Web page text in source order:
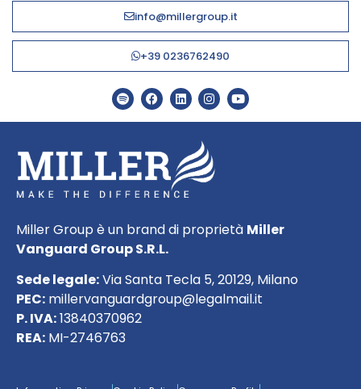
info@millergroup.it
+39 0236762490
Miller Group è un brand di proprietà Miller
Vanguard Group S.R.L.
Sede legale:Via Santa Tecla 5, 20129, Milano
PEC: millervanguardgroup@legalmail.it
P. IVA:13840370962
REA: MI-2746763